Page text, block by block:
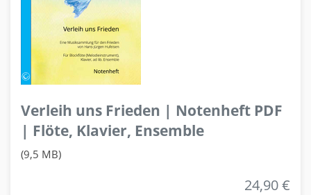
Verleih uns Frieden | Notenheft PDF
| Flöte, Klavier, Ensemble
(9,5 MB)
24,90 €